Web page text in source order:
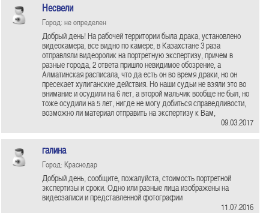
Несвели
Город: не определен
Добрый день! На рабочей территории была драка, установлено
видеокамера, все видно по камере, в Казахстане 3 раза
отправляли видеоролик на портретную экспертизу, причем в
разные города, 2 ответа пришло невидимое обозрение, а
Алматинская расписала, что да есть он во время драки, но он
пресекает хулиганские действия. Но наши судьи не взяли это во
внимание и осудили на 6 лет, а второй мальчик вообще не был, но
тоже осудили на 5 лет, нигде не могу добиться справедливости,
возможно ли материал отправить на экспертизу к Вам,
09.03.2017
галина
Город: Краснодар
Добрый день, сообщите, пожалуйста, стоимость портретной
экспертизы и сроки. Одно или разные лица изображены на
видеозаписи и представленной фотографии
11.07.2016